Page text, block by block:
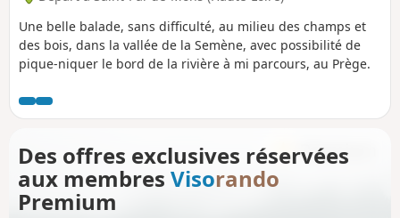
Une belle balade, sans difficulté, au milieu des champs et
des bois, dans la vallée de la Semène, avec possibilité de
pique-niquer le bord de la rivière à mi parcours, au Prège.
Des offres exclusives réservées
aux membres Visorando
Premium